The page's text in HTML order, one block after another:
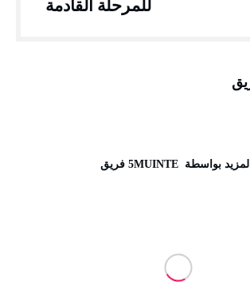
للمرحلة القادمة
‫‫المزيد بواسطة‬ ‬ 5MUINTE فريق